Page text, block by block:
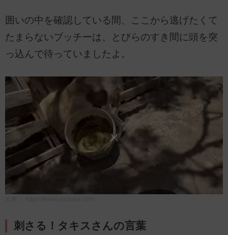
囲いの中を確認している間、ここから逃げたくて
たまらないブッチーは、とびらのすき間に頭を突
っ込んで待っていましたよ。
刺さる！タキスさんの言葉